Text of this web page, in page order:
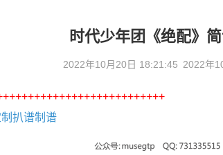
时代少年团《绝配》
2022年10月20日 18:21:45 2022年
扒谱制谱